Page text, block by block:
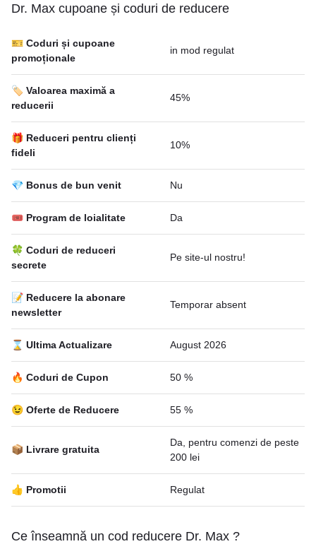
Dr. Max cupoane și coduri de reducere
🎫 Coduri și cupoane
promoționale
in mod regulat
🏷️ Valoarea maximă a
reducerii
45%
🎁 Reduceri pentru clienți
fideli
10%
💎 Bonus de bun venit Nu
🎟 Program de loialitate Da
🍀 Coduri de reduceri
secrete
Pe site-ul nostru!
📝 Reducere la abonare
newsletter
Temporar absent
⌛ Ultima Actualizare August 2026
🔥 Coduri de Cupon 50 %
😉 Oferte de Reducere 55 %
📦 Livrare gratuita
Da, pentru comenzi de peste
200 lei
👍 Promotii Regulat
Ce înseamnă un cod reducere Dr. Max ?